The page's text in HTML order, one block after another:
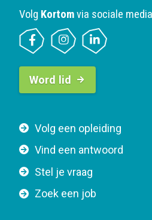
F
o
t
e
Volg een opleiding
Vind een antwoord
Stel je vraag
Zoek een job
Volg Kortomvia sociale media
B
t
o
n
a
v
Word lid